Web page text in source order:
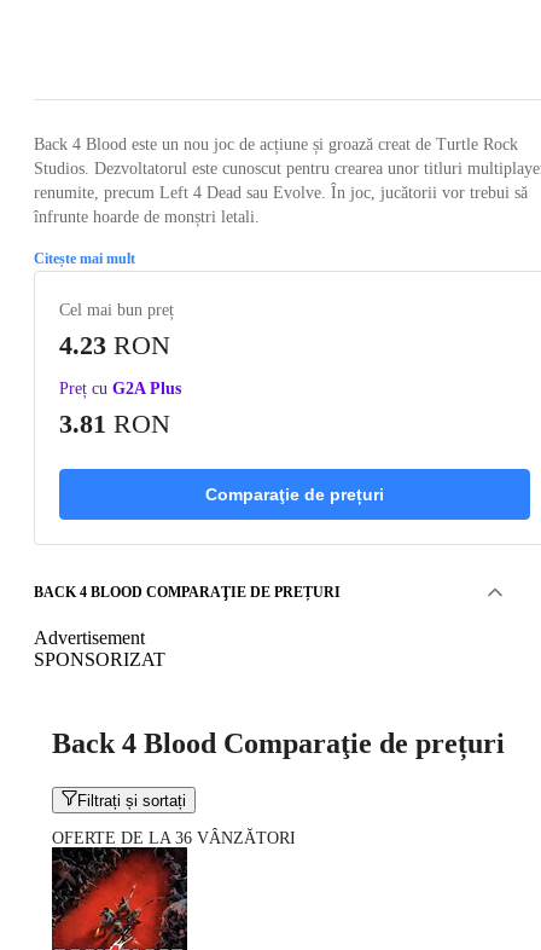
Back 4 Blood este un nou joc de acțiune și groază creat de Turtle Rock
Studios. Dezvoltatorul este cunoscut pentru crearea unor titluri
renumite, precum Left 4 Dead sau Evolve. În joc, jucătorii vor trebui să
înfrunte hoarde de monștri letali.
Citește mai mult
Cel mai bun preț
4.23 RON
Preț cu G2A Plus
3.81 RON
Comparaţie de prețuri
BACK 4 BLOOD COMPARAŢIE DE PREȚURI
Advertisement
SPONSORIZAT
Back 4 Blood Comparaţie de prețuri
Filtrați și sortați
OFERTE DE LA 36 VÂNZĂTORI